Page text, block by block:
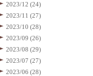
2023/12 (24)
2023/11 (27)
2023/10 (28)
2023/09 (26)
2023/08 (29)
2023/07 (27)
2023/06 (28)